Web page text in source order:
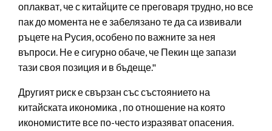
оплакват, че с китайците се преговаря трудно, но все
пак до момента не е забелязано те да са извивали
ръцете на Русия, особено по важните за нея
въпроси. Не е сигурно обаче, че Пекин ще запази
тази своя позиция и в бъдеще."
Другият риск е свързан със състоянието на
китайската икономика , по отношение на която
икономистите все по-често изразяват опасения.